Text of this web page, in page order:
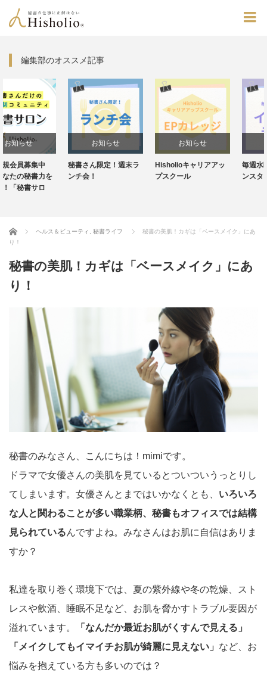
編集部のオススメ記事
お知らせ
秘書さん限定！週末ラ
ンチ会！
お知らせ
Hisholioキャリアアッ
お知らせ
毎週水曜20:30～！イ
ンスタライブ
Home ヘルス＆ビューティ 秘書ライフ
秘書の美肌！カギは「ベースメイク」にあ
り！
秘書の美肌！カギは「ベースメイク」にあ
り！
秘書のみなさん、こんにちは！mimiです。
ドラマで女優さんの美肌を見ているとついついうっとりし
てしまいます。女優さんとまではいかなくとも、 いろいろ
な人と関わることが多い職業柄、秘書もオフィスでは結構
見られているんですよね。みなさんはお肌に自信はありま
すか？
私達を取り巻く環境下では、夏の紫外線や冬の乾燥、スト
レスや飲酒、睡眠不足など、お肌を脅かすトラブル要因が
溢れています。
「なんだか最近お肌がくすんで見える」
「メイクしてもイマイチお肌が綺麗に見えない」 など、お
悩みを抱えている方も多いのでは？